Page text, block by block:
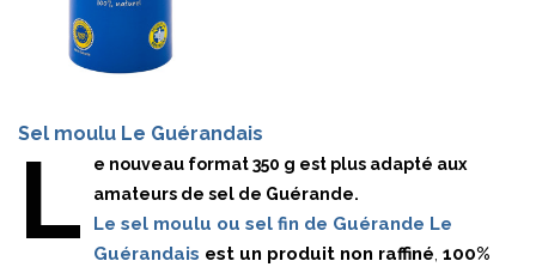
Sel moulu Le Guérandais
L
e nouveau format 350 g est plus adapté aux
amateurs de sel de Guérande.
Le sel moulu ou sel fin de Guérande Le
Guérandais est un produit non raffiné, 100%